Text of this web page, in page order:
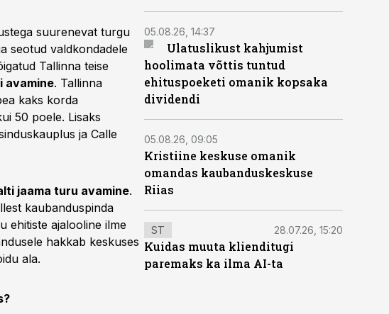
suurenevat turgu
seotud valdkondadele
Tallinna teise
avamine. Tallinna
kaks korda
50 poele. Lisaks
ja Calle
jaama turu avamine.
kaubanduspinda
ehitiste ajalooline ilme
hakkab keskuses
ala.
05.08.26, 14:37
Ulatuslikust kahjumist
hoolimata võttis tuntud
ehituspoeketi omanik kopsaka
dividendi
05.08.26, 09:05
Kristiine keskuse omanik
omandas kaubanduskeskuse
Riias
ST 28.07.26, 15:20
Kuidas muuta klienditugi
paremaks ka ilma AI-ta